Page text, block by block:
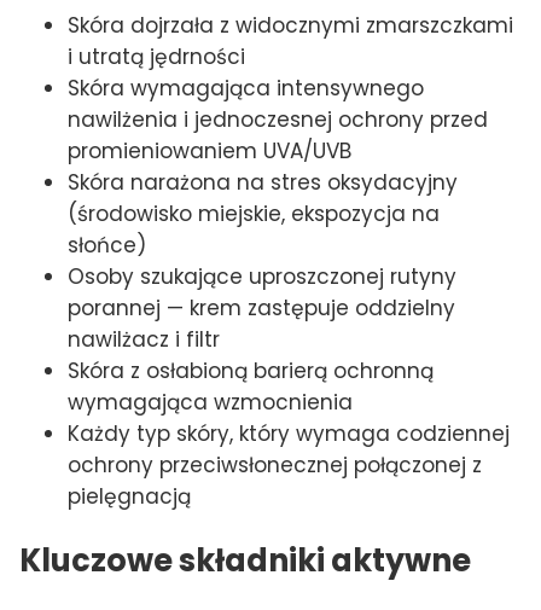
Skóra dojrzała z widocznymi zmarszczkami
i utratą jędrności
Skóra wymagająca intensywnego
nawilżenia i jednoczesnej ochrony przed
promieniowaniem UVA/UVB
Skóra narażona na stres oksydacyjny
(środowisko miejskie, ekspozycja na
słońce)
Osoby szukające uproszczonej rutyny
porannej — krem zastępuje oddzielny
nawilżacz i filtr
Skóra z osłabioną barierą ochronną
wymagająca wzmocnienia
Każdy typ skóry, który wymaga codziennej
ochrony przeciwsłonecznej połączonej z
pielęgnacją
Kluczowe składniki aktywne